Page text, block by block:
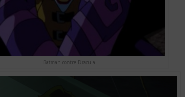
Batman contre Dracula